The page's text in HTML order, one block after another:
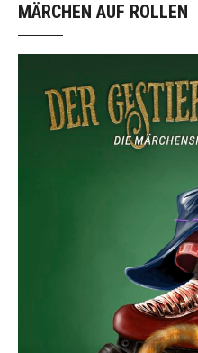
MÄRCHEN AUF ROLLEN